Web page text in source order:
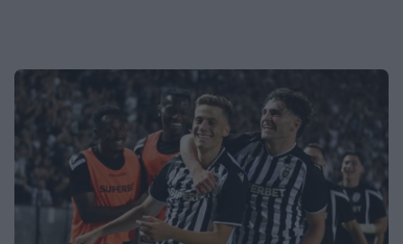
εύχεται δημόσια
SHOWBIZ
Τσαβαλιά: Κι όμως έχει να πάει
διακοπές από το 2018 – Η
αποκάλυψη μέσα από throwback
φωτογραφία